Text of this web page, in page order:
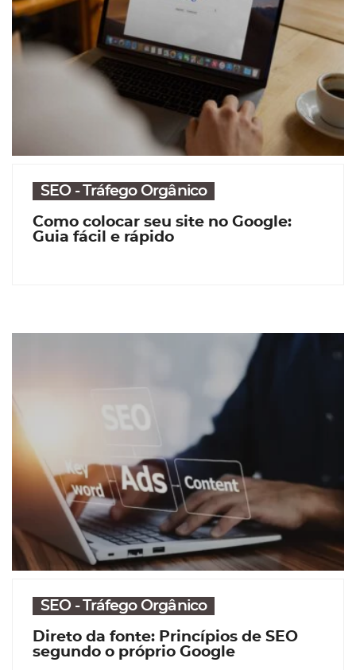
SEO - Tráfego Orgânico
Como colocar seu site no Google:
Guia fácil e rápido
SEO - Tráfego Orgânico
Direto da fonte: Princípios de SEO
segundo o próprio Google